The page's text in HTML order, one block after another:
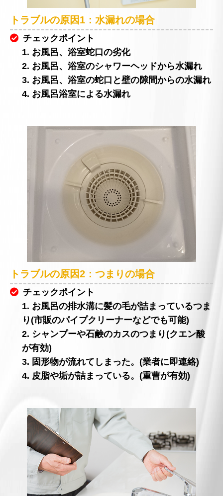
トラブルの原因1：水漏れの場合
チェックポイント
1. お風呂、浴室蛇口の劣化
2. お風呂、浴室のシャワーヘッドから水漏れ
3. お風呂、浴室の蛇口と壁の隙間からの水漏れ
4. お風呂浴室による水漏れ
トラブルの原因2：つまりの場合
チェックポイント
1. お風呂の排水溝に髪の毛が詰まっているつま
り(市販のパイプクリーナーなどでも可能)
2. シャンプーや石鹸のカスのつまり(クエン酸
が有効)
3. 固形物が流れてしまった。(業者に即連絡)
4. 皮脂や垢が詰まっている。(重曹が有効)